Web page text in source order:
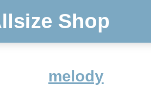
Shop
melody